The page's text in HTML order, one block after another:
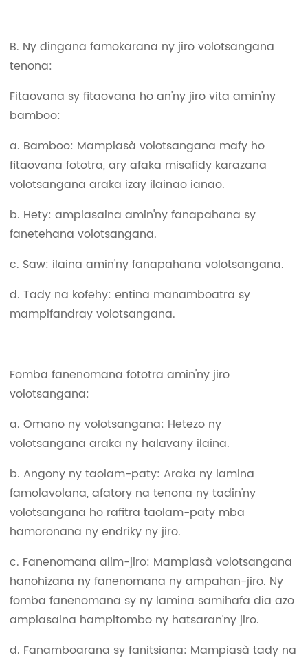
B. Ny dingana famokarana ny jiro volotsangana
tenona:
Fitaovana sy fitaovana ho an'ny jiro vita amin'ny
bamboo:
a. Bamboo: Mampiasà volotsangana mafy ho
fitaovana fototra, ary afaka misafidy karazana
volotsangana araka izay ilainao ianao.
b. Hety: ampiasaina amin'ny fanapahana sy
fanetehana volotsangana.
c. Saw: ilaina amin'ny fanapahana volotsangana.
d. Tady na kofehy: entina manamboatra sy
mampifandray volotsangana.
Fomba fanenomana fototra amin'ny jiro
volotsangana:
a. Omano ny volotsangana: Hetezo ny
volotsangana araka ny halavany ilaina.
b. Angony ny taolam-paty: Araka ny lamina
famolavolana, afatory na tenona ny tadin'ny
volotsangana ho rafitra taolam-paty mba
hamoronana ny endriky ny jiro.
c. Fanenomana alim-jiro: Mampiasà volotsangana
hanohizana ny fanenomana ny ampahan-jiro. Ny
fomba fanenomana sy ny lamina samihafa dia azo
ampiasaina hampitombo ny hatsaran'ny jiro.
d. Fanamboarana sy fanitsiana: Mampiasà tady na